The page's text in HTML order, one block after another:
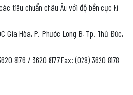
tiêu chuẩn châu Âu với độ bền cực kì
Gia Hòa, P. Phước Long B, Tp. Thủ Đức,
8176 / 3620 8177Fax: (028) 3620 8178